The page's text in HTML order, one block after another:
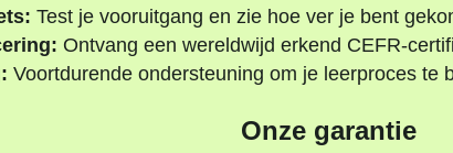
Test je vooruitgang en zie hoe ver je bent
Ontvang een wereldwijd erkend CEFR-
Voortdurende ondersteuning om je leerproces te
Onze garantie